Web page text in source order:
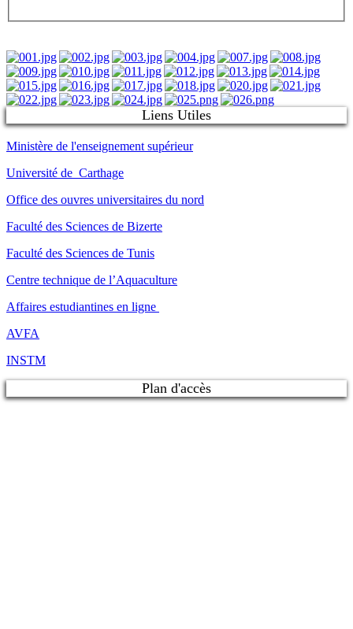
Liens Utiles
Ministère de l'enseignement supérieur
Université de Carthage
Office des ouvres universitaires du nord
Faculté des Sciences de Bizerte
Faculté des Sciences de Tunis
Centre technique de l’Aquaculture
Affaires estudiantines en ligne
AVFA
INSTM
Plan d'accès